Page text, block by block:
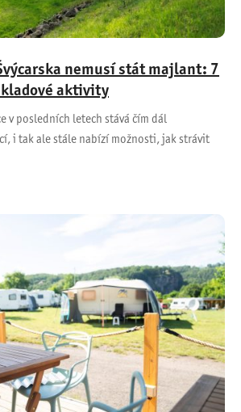
nemusí stát majlant: 7
aktivity
v posledních letech stává čím dál
i tak ale stále nabízí možnosti, jak strávit